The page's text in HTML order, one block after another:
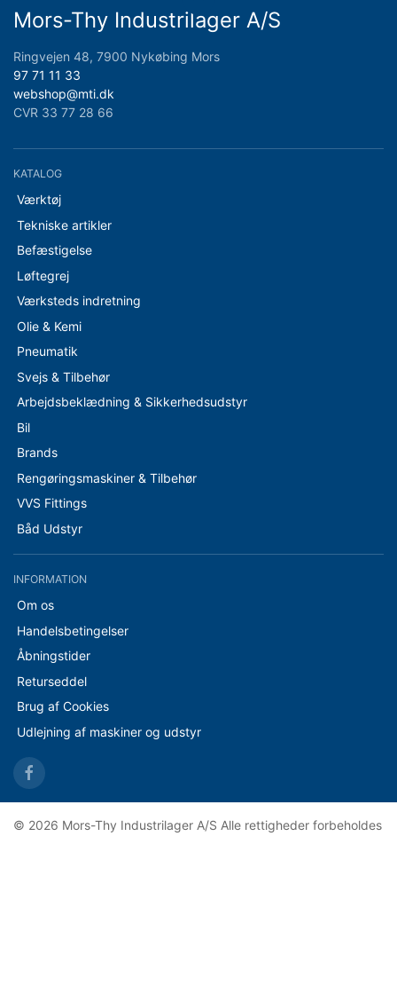
Mors-Thy Industrilager A/S
Ringvejen 48, 7900 Nykøbing Mors
97 71 11 33
webshop@mti.dk
CVR 33 77 28 66
KATALOG
Værktøj
Tekniske artikler
Befæstigelse
Løftegrej
Værksteds indretning
Olie & Kemi
Pneumatik
Svejs & Tilbehør
Arbejdsbeklædning & Sikkerhedsudstyr
Bil
Brands
Rengøringsmaskiner & Tilbehør
VVS Fittings
Båd Udstyr
INFORMATION
Om os
Handelsbetingelser
Åbningstider
Returseddel
Brug af Cookies
Udlejning af maskiner og udstyr
© 2026 Mors-Thy Industrilager A/S Alle rettigheder forbeholdes